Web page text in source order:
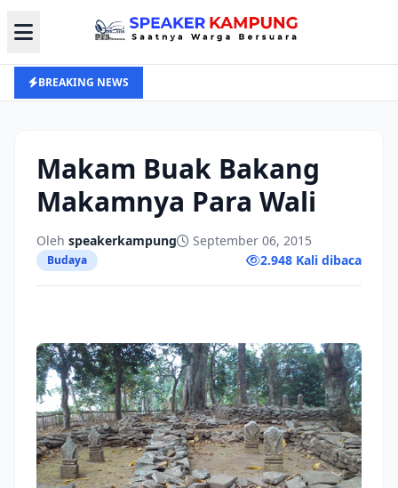
BREAKING NEWS
Makam Buak Bakang
Makamnya Para Wali
Oleh speakerkampung September 06, 2015
Budaya 2.948 Kali dibaca